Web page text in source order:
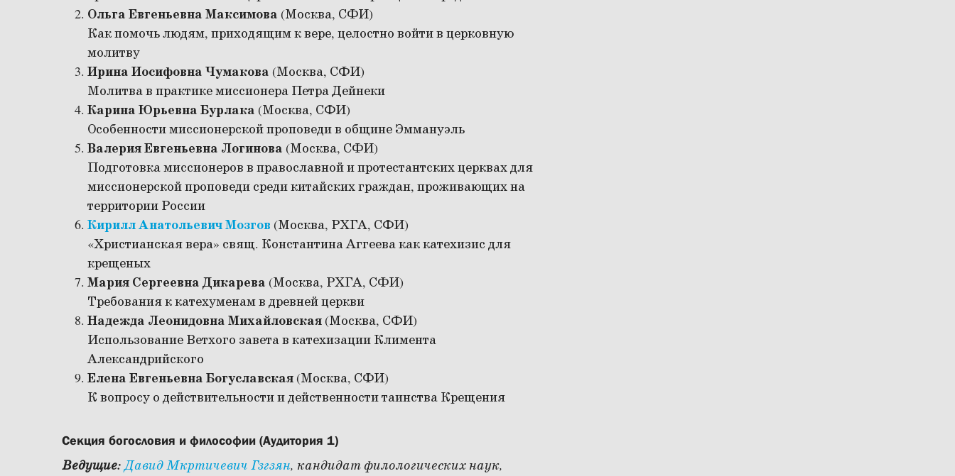
Ольга Евгеньевна Максимова (Москва, СФИ)
Как помочь людям, приходящим к вере, целостно войти в церковную
молитву
Ирина Иосифовна Чумакова (Москва, СФИ)
Молитва в практике миссионера Петра Дейнеки
Карина Юрьевна Бурлака (Москва, СФИ)
Особенности миссионерской проповеди в общине Эммануэль
Валерия Евгеньевна Логинова (Москва, СФИ)
Подготовка миссионеров в православной и протестантских церквах для
миссионерской проповеди среди китайских граждан, проживающих на
территории России
Кирилл Анатольевич Мозгов (Москва, РХГА, СФИ)
«Христианская вера» свящ. Константина Аггеева как катехизис для
крещеных
Мария Сергеевна Дикарева (Москва, РХГА, СФИ)
Требования к катехуменам в древней церкви
Надежда Леонидовна Михайловская (Москва, СФИ)
Использование Ветхого завета в катехизации Климента
Александрийского
Елена Евгеньевна Богуславская (Москва, СФИ)
К вопросу о действительности и действенности таинства Крещения
Секция богословия и философии (Аудитория 1)
Ведущие: Давид Мкртичевич Гзгзян, кандидат филологических наук,